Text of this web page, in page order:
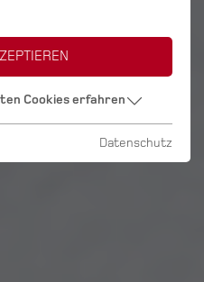
Cookies erfahren
Datenschutz